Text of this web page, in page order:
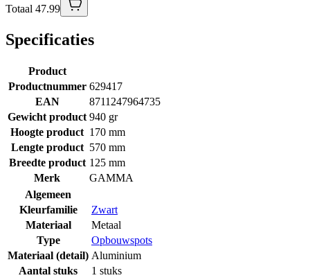
Totaal 47.99
Specificaties
Product
Productnummer 629417
EAN
8711247964735
Gewicht product 940 gr
Hoogte product 170 mm
Lengte product 570 mm
Breedte product 125 mm
Merk
GAMMA
Algemeen
Kleurfamilie
Zwart
Materiaal
Metaal
Type
Opbouwspots
Materiaal (detail) Aluminium
Aantal stuks
1 stuks